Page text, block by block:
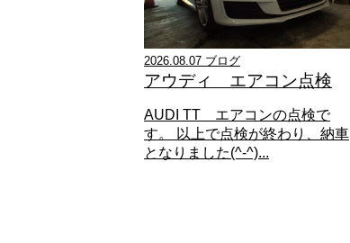
2026.08.07 ブログ
アウディ エアコン点検
AUDI TT エアコンの点検で
す。 以上で点検が終わり、納車
となりました(^-^)...